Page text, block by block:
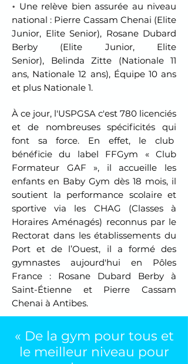
• Une relève bien assurée au niveau
national : Pierre Cassam Chenai (Elite
Junior, Elite Senior), Rosane Dubard
Berby (Elite Junior, Elite
Senior), Belinda Zitte (Nationale 11
ans, Nationale 12 ans), Équipe 10 ans
et plus Nationale 1.
À ce jour, l'USPGSA c'est 780 licenciés
et de nombreuses spécificités qui
font sa force. En effet, le club
bénéficie du label FFGym « Club
Formateur GAF », ilaccueille les
enfants en Baby Gym dès 18 mois, il
soutient la performance scolaire et
sportive via les CHAG (Classes à
Horaires Aménagés) reconnus par le
Rectorat dans les établissements du
Port et de l’Ouest, il a formé des
gymnastes aujourd'hui en Pôles
France : Rosane Dubard Berby à
Saint-Étienne et Pierre Cassam
Chenai à Antibes.
« De la gym pour tous et
le meilleur niveau pour